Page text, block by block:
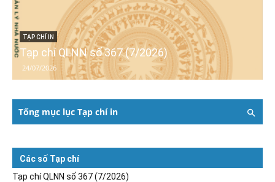
TẠP CHÍ IN
Tạp chí QLNN số 367 (7/2026)
24/07/2026
Tổng mục lục Tạp chí in
Các số Tạp chí
Tạp chí QLNN số 367 (7/2026)